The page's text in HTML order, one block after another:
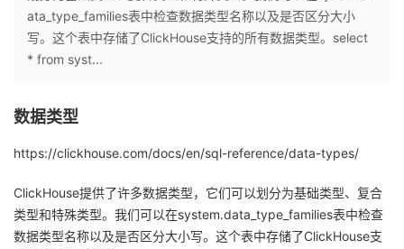
个
人
主
页
我
的
开
发
者
ata_type_families表中检查数据类型名称以及是否区分大小
写。这个表中存储了ClickHouse支持的所有数据类型。select
* from syst...
数据类型
https://clickhouse.com/docs/en/sql-reference/data-types/
ClickHouse提供了许多数据类型，它们可以划分为基础类型、复合
类型和特殊类型。我们可以在system.data_type_families表中检查
数据类型名称以及是否区分大小写。这个表中存储了ClickHouse支